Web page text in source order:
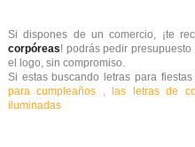
Si dispones de un comercio, ¡te
corpóreas! podrás pedir
el logo, sin compromiso.
Si estas buscando letras para
para cumpleaños , las letras de
iluminadas